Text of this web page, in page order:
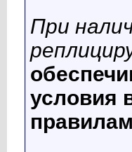
При
условия